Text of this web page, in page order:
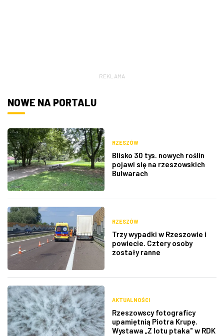
W RZESZOWIE
REKLAMA
NOWE NA PORTALU
RZESZÓW
Blisko 30 tys. nowych roślin
pojawi się na rzeszowskich
Bulwarach
RZESZÓW
Trzy wypadki w Rzeszowie i
powiecie. Cztery osoby
zostały ranne
AKTUALNOŚCI
Rzeszowscy fotograficy
upamiętnią Piotra Krupę.
Wystawa „Z lotu ptaka" w RDK